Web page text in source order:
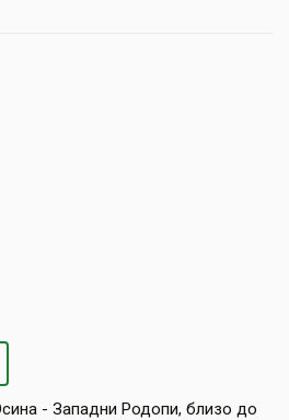
- Западни Родопи, близо до